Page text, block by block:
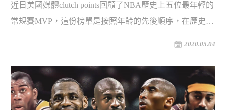
員！飆風玫瑰榜首，籃球皇帝排第四
近日美國媒體clutch points回顧了NBA歷史上五位最年輕的
常規賽MVP，這份榜單是按照年齡的先後順序，在歷史上
Rose）！除了2010-11賽季的最有價值球員Rose之外，美媒
也盤點出其它年輕的MVP球員。
2020.05.04